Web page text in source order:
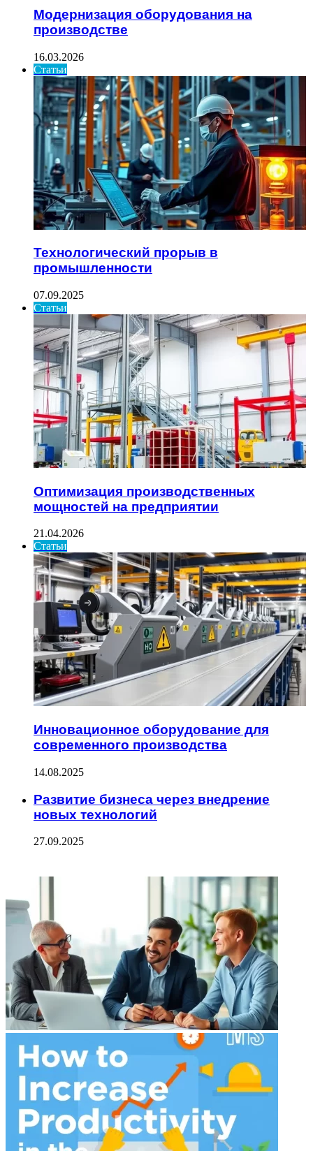
Модернизация оборудования на
производстве
16.03.2026
Статьи
Технологический прорыв в
промышленности
07.09.2025
Статьи
Оптимизация производственных
мощностей на предприятии
21.04.2026
Статьи
Инновационное оборудование для
современного производства
14.08.2025
Развитие бизнеса через внедрение
новых технологий
27.09.2025